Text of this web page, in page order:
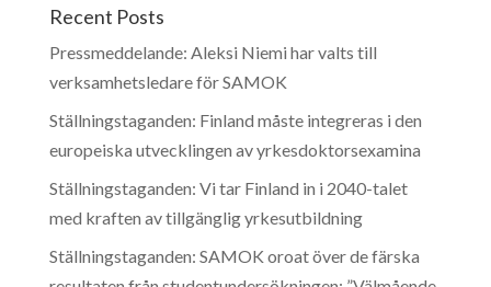
Recent Posts
Pressmeddelande: Aleksi Niemi har valts till
verksamhetsledare för SAMOK
Ställningstaganden: Finland måste integreras i den
europeiska utvecklingen av yrkesdoktorsexamina
Ställningstaganden: Vi tar Finland in i 2040-talet
med kraften av tillgänglig yrkesutbildning
Ställningstaganden: SAMOK oroat över de färska